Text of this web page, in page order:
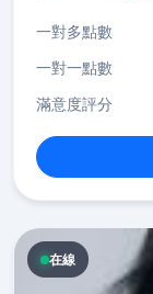
一對多點數
一對一點數
滿意度評分
在線